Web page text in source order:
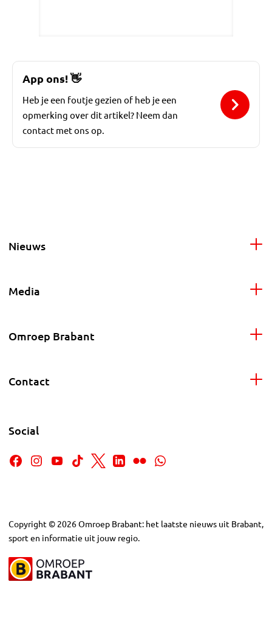
App ons!👋
Heb je een foutje gezien of heb je een
opmerking over dit artikel? Neem dan
contact met ons op.
Nieuws
Media
Omroep Brabant
Contact
Social
Copyright © 2026Omroep Brabant: het laatste nieuws uit Brabant,
sport en informatie uit jouw regio.